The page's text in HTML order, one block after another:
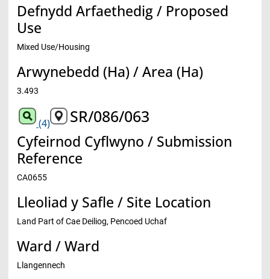
Defnydd Arfaethedig / Proposed
Use
Mixed Use/Housing
Arwynebedd (Ha) / Area (Ha)
3.493
(4) SR/086/063
Cyfeirnod Cyflwyno / Submission
Reference
CA0655
Lleoliad y Safle / Site Location
Land Part of Cae Deiliog, Pencoed Uchaf
Ward / Ward
Llangennech